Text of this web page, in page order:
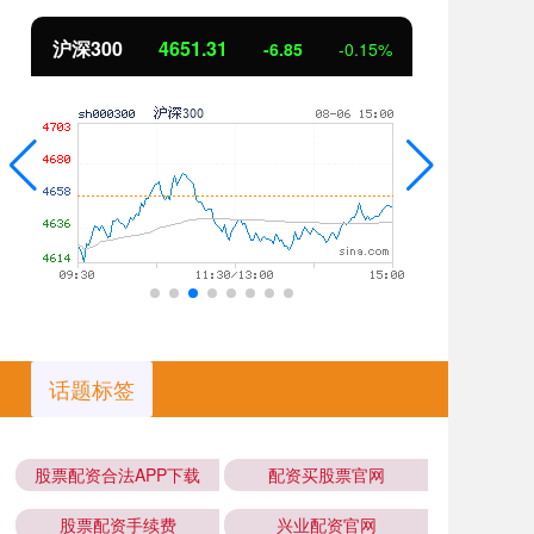
北证50 1122.88 3.42 0.30%
话题标签
股票配资合法APP下载 配资买股票官网
股票配资手续费 兴业配资官网